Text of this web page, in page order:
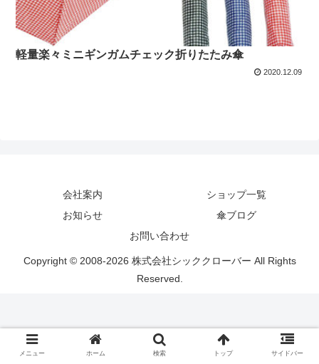
軽量楽々ミニギンガムチェック折りたたみ傘
2020.12.09
会社案内
ショップ一覧
お知らせ
傘ブログ
お問い合わせ
Copyright © 2008-2026 株式会社シッククローバー All Rights
Reserved.
メニュー ホーム 検索 トップ サイドバー